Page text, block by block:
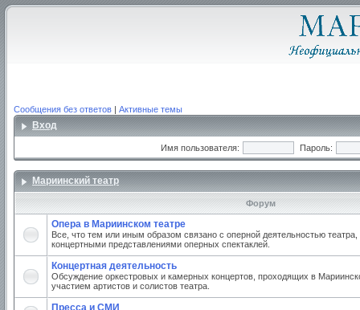
Сообщения без ответов | Активные темы
Вход
Имя пользователя: Пароль:
Мариинский театр
Форум
Опера в Мариинском театре
Все, что тем или иным образом связано с оперной деятельностью
концертными представлениями оперных спектаклей.
Концертная деятельность
Обсуждение оркестровых и камерных концертов, проходящих в
участием артистов и солистов театра.
Пресса и СМИ